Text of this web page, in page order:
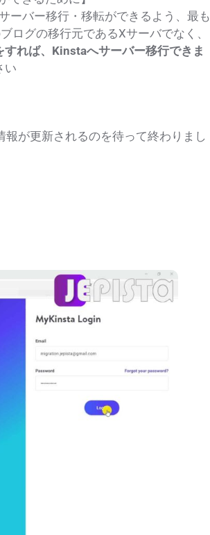
ーバー移行・移転ができるよう、最も
ログの移行元であるXサーバでなく、
れば、Kinstaへサーバー移行できま
い
が更新されるのを待って終わりまし